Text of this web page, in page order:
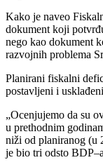
Kako je naveo
dokument koji
nego kao dokument
razvojnih problema
Planirani fiskalni
postavljeni i
„Ocenjujemo da su
u prethodnim
niži od planiranog (u
je bio tri odsto